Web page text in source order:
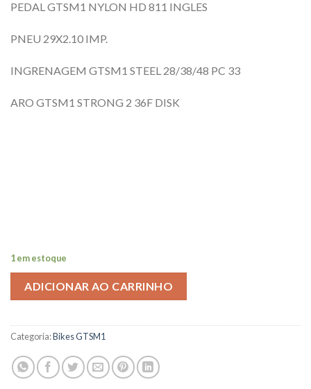
PEDAL GTSM1 NYLON HD 811 INGLES
PNEU 29X2.10 IMP.
INGRENAGEM GTSM1 STEEL 28/38/48 PC 33
ARO GTSM1 STRONG 2 36F DISK
1 em estoque
ADICIONAR AO CARRINHO
Categoria:Bikes GTSM1